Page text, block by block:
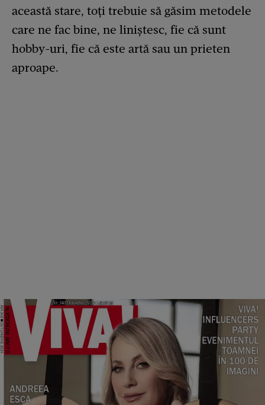
această stare, toți trebuie să găsim metodele
care ne fac bine, ne liniștesc, fie că sunt
hobby-uri, fie că este artă sau un prieten
aproape.